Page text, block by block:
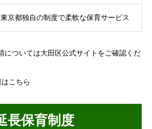
東京都独自の制度で柔軟な保育サービス
については大田区公式サイトをご確認くだ
こちら
長保育制度